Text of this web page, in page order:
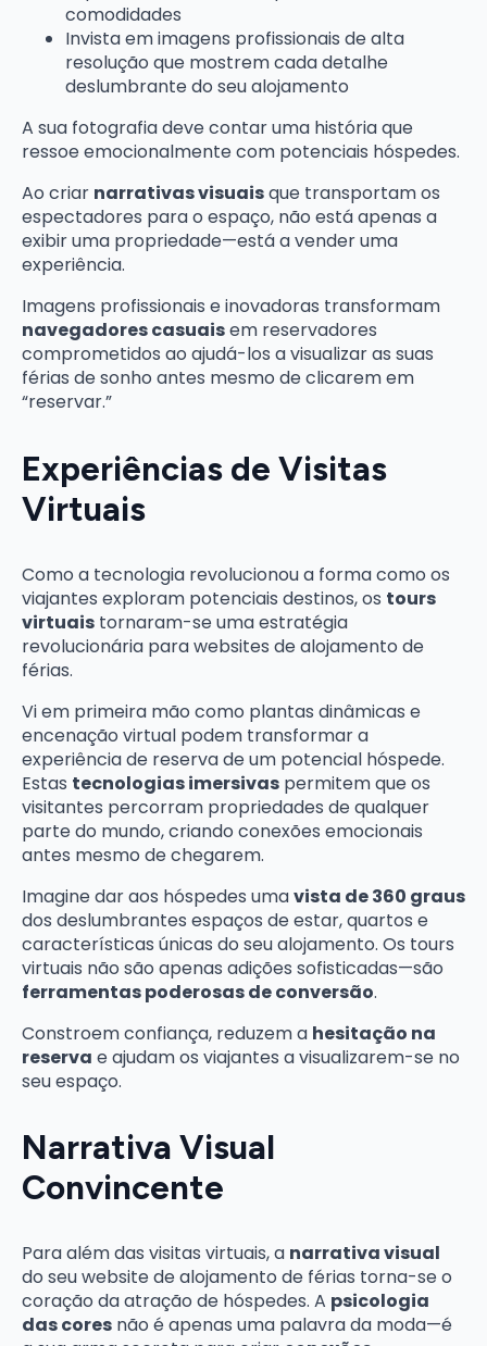
comodidades
Invista em imagens profissionais de alta
resolução que mostrem cada detalhe
deslumbrante do seu alojamento
A sua fotografia deve contar uma história que
ressoe emocionalmente com potenciais hóspedes.
Ao criar narrativas visuaisque transportam os
espectadores para o espaço, não está apenas a
exibir uma propriedade—está a vender uma
experiência.
Imagens profissionais e inovadoras transformam
navegadores casuaisem reservadores
comprometidos ao ajudá-los a visualizar as suas
férias de sonho antes mesmo de clicarem em
“reservar.”
Experiências de Visitas
Virtuais
Como a tecnologia revolucionou a forma como os
viajantes exploram potenciais destinos, os tours
virtuais tornaram-se uma estratégia
revolucionária para websites de alojamento de
férias.
Vi em primeira mão como plantas dinâmicas e
encenação virtual podem transformar a
experiência de reserva de um potencial hóspede.
Estas tecnologias imersivas permitem que os
visitantes percorram propriedades de qualquer
parte do mundo, criando conexões emocionais
antes mesmo de chegarem.
Imagine dar aos hóspedes umavista de 360 graus
dos deslumbrantes espaços de estar, quartos e
características únicas do seu alojamento. Os tours
virtuais não são apenas adições sofisticadas—são
ferramentas poderosas de conversão.
Constroem confiança, reduzem a hesitação na
reserva e ajudam os viajantes a visualizarem-se no
seu espaço.
Narrativa Visual
Convincente
Para além das visitas virtuais, a narrativa visual
do seu website de alojamento de férias torna-se o
coração da atração de hóspedes. A psicologia
das cores não é apenas uma palavra da moda—é